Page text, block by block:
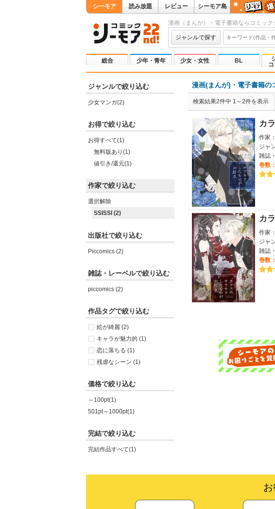
シーモア 読み放題 レビュー シーモア島
漫画（まんが）・電子書籍ならコミック
ジャンルで探す
総合 少年・青年 少女・女性 BL
ジャンルで絞り込む
少女マンガ(2)
お得で絞り込む
お得すべて(1)
無料版あり(1)
値引き/還元(1)
作家で絞り込む
選択解除
SSISSI (2)
出版社で絞り込む
Piccomics (2)
雑誌・レーベルで絞り込む
piccomics (2)
作品タグで絞り込む
絵が綺麗 (2)
キャラが魅力的 (1)
恋に落ちる (1)
残虐なシーン (1)
価格で絞り込む
～100pt(1)
501pt～1000pt(1)
完結で絞り込む
完結作品すべて(1)
漫画(まんが)・電子書籍の
検索結果2件中 1～2件を表示
カ
作家：
ジャ
雑誌
巻数：
カ
作家：
ジャ
雑誌
巻数：